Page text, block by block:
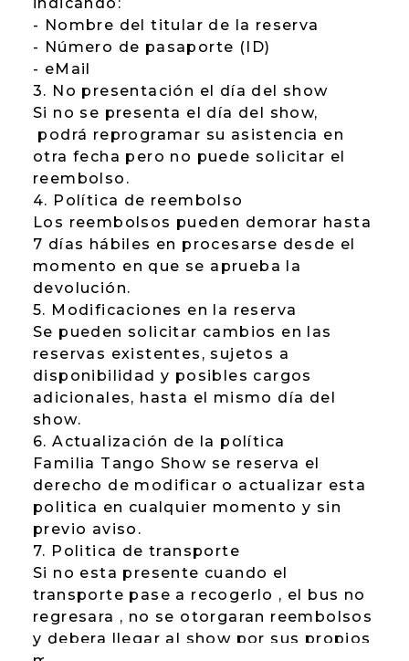
- Nombre del titular de la reserva
- Número de pasaporte (ID)
- eMail
3. No presentación el día del show
Si no se presenta el día del show,
podrá reprogramar su asistencia en
otra fecha pero no puede solicitar el
reembolso.
4. Política de reembolso
Los reembolsos pueden demorar hasta
7 días hábiles en procesarse desde el
momento en que se aprueba la
devolución.
5. Modificaciones en la reserva
Se pueden solicitar cambios en las
reservas existentes, sujetos a
disponibilidad y posibles cargos
adicionales, hasta el mismo día del
show.
6. Actualización de la política
Familia Tango Show se reserva el
derecho de modificar o actualizar esta
politica en cualquier momento y sin
previo aviso.
7. Politica de transporte
Si no esta presente cuando el
transporte pase a recogerlo , el bus no
regresara , no se otorgaran reembolsos
y debera llegar al show por sus propios